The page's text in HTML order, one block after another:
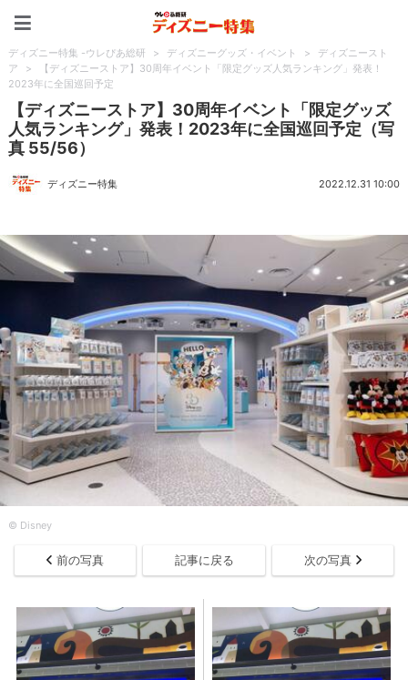
ディズニー特集 -ウレぴあ総研 > ディズニーグッズ・イベント >
ディズニースト
ア
>
【ディズニーストア】30周年イベント「限定グッズ人気ランキング」発表！
2023年に全国巡回予定
【ディズニーストア】30周年イベント「限定グッズ
人気ランキング」発表！2023年に全国巡回予定（写
真 55/56）
ディズニー特集 2022.12.31 10:00
© Disney
前の写真 記事に戻る 次の写真